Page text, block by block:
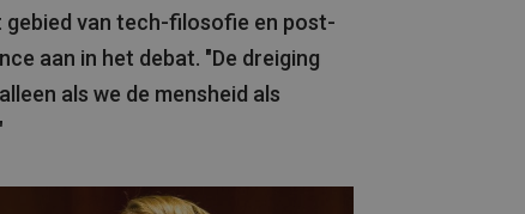
gebied van tech-filosofie en post-
aan in het debat. "De dreiging
als we de mensheid als